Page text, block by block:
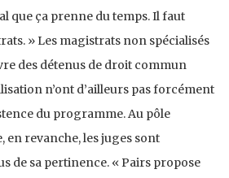
que ça prenne du temps. Il faut
» Les magistrats non spécialisés
des détenus de droit commun
n’ont d’ailleurs pas forcément
du programme. Au pôle
revanche, les juges sont
de sa pertinence. « Pairs propose